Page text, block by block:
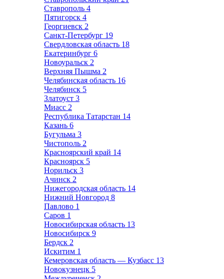
Ставрополь 4
Пятигорск 4
Георгиевск 2
Санкт-Петербург 19
Свердловская область 18
Екатеринбург 6
Новоуральск 2
Верхняя Пышма 2
Челябинская область 16
Челябинск 5
Златоуст 3
Миасс 2
Республика Татарстан 14
Казань 6
Бугульма 3
Чистополь 2
Красноярский край 14
Красноярск 5
Норильск 3
Ачинск 2
Нижегородская область 14
Нижний Новгород 8
Павлово 1
Саров 1
Новосибирская область 13
Новосибирск 9
Бердск 2
Искитим 1
Кемеровская область — Кузбасс 13
Новокузнецк 5